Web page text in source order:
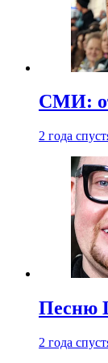
СМИ:
2 года
Песню
2 года